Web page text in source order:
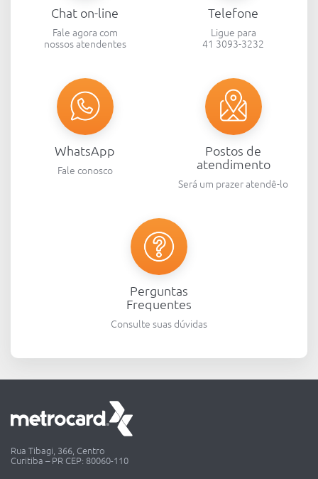
Chat on-line
Fale agora com
nossos atendentes
Telefone
Ligue para
41 3093-3232
WhatsApp
Fale conosco
Postos de
atendimento
Será um prazer atendê-lo
Perguntas
Frequentes
Consulte suas dúvidas
Rua Tibagi, 366, Centro
Curitiba – PR CEP: 80060-110